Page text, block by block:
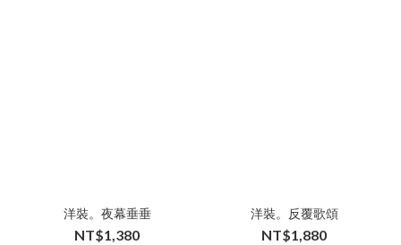
洋裝。夜幕垂垂
NT$1,380
洋裝。反覆歌頌
NT$1,880